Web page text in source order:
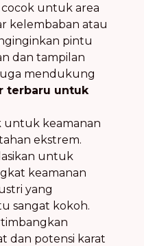
untuk area
kelembaban atau
pintu
dan tampilan
mendukung
terbaru untuk
untuk keamanan
ekstrem.
untuk
keamanan
yang
sangat kokoh.
dan potensi karat